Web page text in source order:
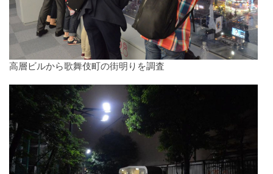
高層ビルから歌舞伎町の街明りを調査